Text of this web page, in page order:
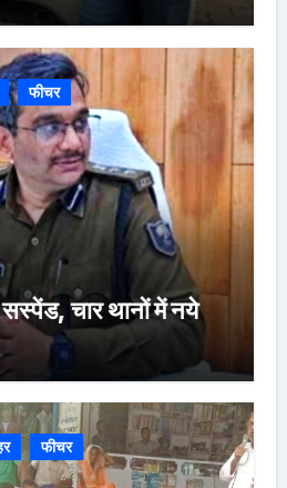
फीचर
सस्पेंड, चार थानों में नये
फीचर